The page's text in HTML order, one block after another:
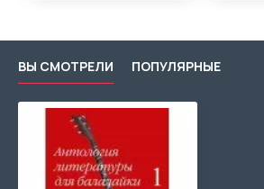
ВЫ СМОТРЕЛИ ПОПУЛЯРНЫЕ